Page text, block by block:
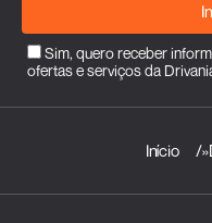
Sim, quero receber
ofertas e serviços da
Início »